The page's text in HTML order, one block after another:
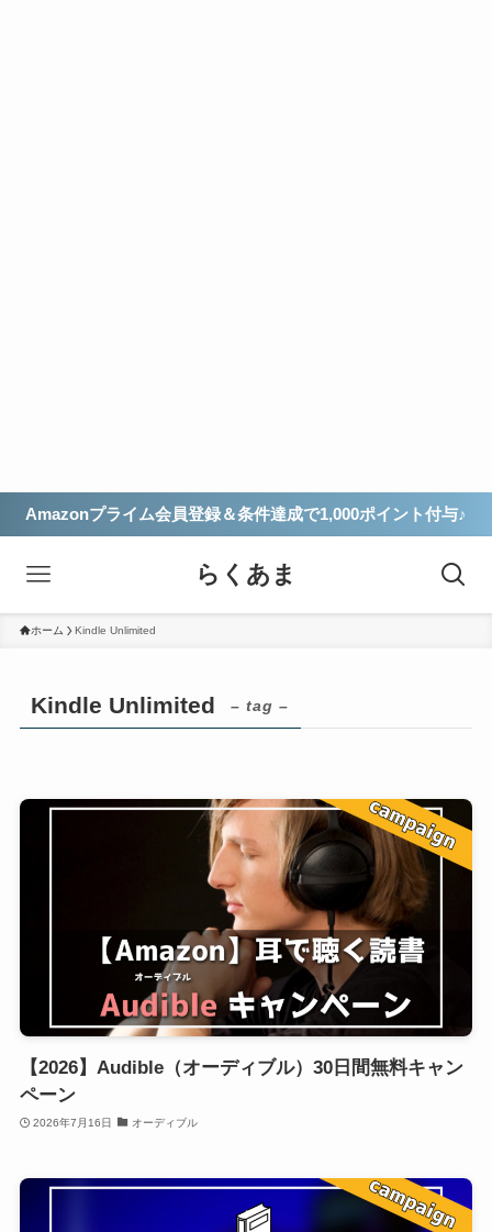
Amazonプライム会員登録＆条件達成で1,000ポイント付与♪
らくあま
ホーム Kindle Unlimited
Kindle Unlimited – tag –
【2026】Audible（オーディブル）30日間無料キャン
ペーン
2026年7月16日 オーディブル